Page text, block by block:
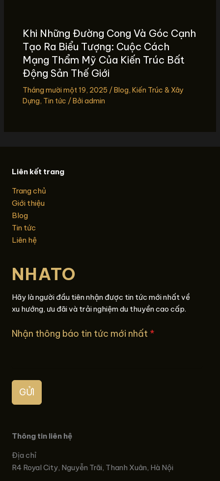
Khi Những Đường Cong Và Góc Cạnh
Tạo Ra Biểu Tượng: Cuộc Cách
Mạng Thẩm Mỹ Của Kiến Trúc Bất
Động Sản Thế Giới
Tháng mười một 19, 2025 /Blog, Kiến Trúc & Xây
Dựng, Tin tức / Bởi admin
Liên kết trang
Trang chủ
Giới thiệu
Blog
Tin tức
Liên hệ
NHATO
Hãy là người đầu tiên nhận được tin tức mới nhất về
xu hướng, ưu đãi và trải nghiệm du thuyền cao cấp.
Nhận thông báo tin tức mới nhất *
GỬI
Thông tin liên hệ
Địa chỉ
R4 Royal City, Nguyễn Trãi, Thanh Xuân, Hà Nội